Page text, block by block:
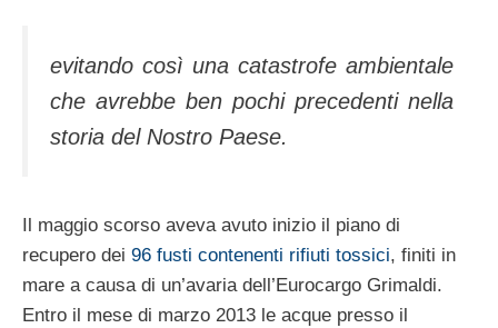
evitando così una catastrofe ambientale
che avrebbe ben pochi precedenti nella
storia del Nostro Paese.
Il maggio scorso aveva avuto inizio il piano di
recupero dei 96 fusti contenenti rifiuti tossici, finiti in
mare a causa di un’avaria dell’Eurocargo Grimaldi.
Entro il mese di marzo 2013 le acque presso il